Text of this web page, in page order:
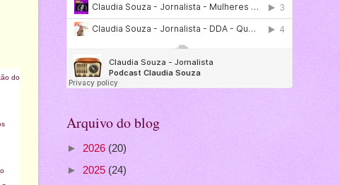
do
Arquivo do blog
► 2026 (20)
► 2025 (24)